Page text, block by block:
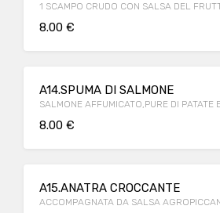
1 SCAMPO CRUDO CON SALSA DEL
8.00 €
A14.SPUMA DI SALMONE
SALMONE AFFUMICATO,PURE DI PATATE
8.00 €
A15.ANATRA CROCCANTE
ACCOMPAGNATA DA SALSA